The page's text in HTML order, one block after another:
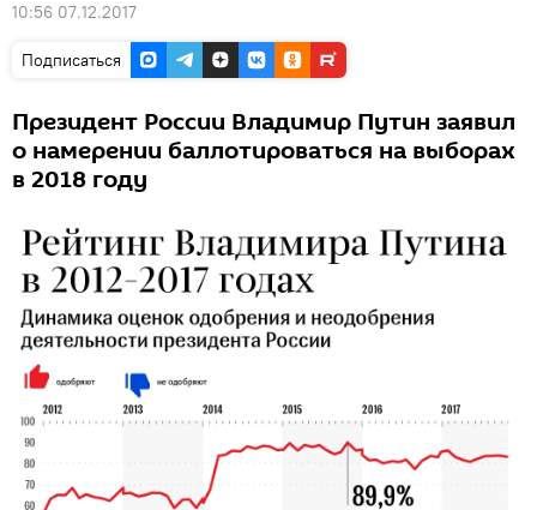
10:56 07.12.2017
Подписаться
Президент России Владимир Путин заявил
о намерении баллотироваться на выборах
в 2018 году